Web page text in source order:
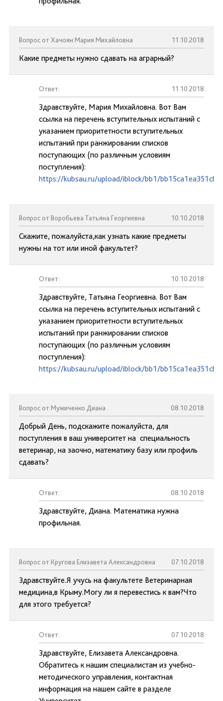
Вопрос от Хачоян Мария Михайловна 11.10.2018
Какие предметы нужно сдавать на аграрный?
Ответ: 11.10.2018
Здравствуйте, Мария Михайловна. Вот Вам
ссылка на перечень вступительных испытаний с
указанием приоритетности вступительных
испытаний при ранжировании списков
поступающих (по различным условиям
поступления):
https://kubsau.ru/upload/iblock/bb1/
Вопрос от Воробьева Татьяна Георгиевна 10.10.2018
Скажите, пожалуйста,как узнать какие предметы
нужны на тот или иной факультет?
Ответ: 10.10.2018
Здравствуйте, Татьяна Георгиевна. Вот Вам
ссылка на перечень вступительных испытаний с
указанием приоритетности вступительных
испытаний при ранжировании списков
поступающих (по различным условиям
поступления):
https://kubsau.ru/upload/iblock/bb1/
Вопрос от Мужиченко Диана 08.10.2018
Добрый День, подскажите пожалуйста, для
поступления в ваш университет на специальность
ветеринар, на заочно, математику базу или профиль
сдавать?
Ответ: 08.10.2018
Здравствуйте, Диана. Математика нужна
профильная.
Вопрос от Кругова Елизавета Александровна 07.10.2018
Здравствуйте.Я учусь на факультете Ветеринарная
медицина,в Крыму.Могу ли я перевестись к вам?Что
для этого требуется?
Ответ: 07.10.2018
Здравствуйте, Елизавета Александровна.
Обратитесь к нашим специалистам из учебно-
методического управления, контактная
информация на нашем сайте в разделе